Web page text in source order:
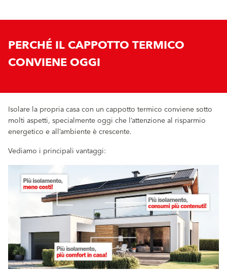
PERCHÉ IL CAPPOTTO TERMICO
CONVIENE OGGI
Isolare la propria casa con un cappotto termico conviene sotto
molti aspetti, specialmente oggi che l’attenzione al risparmio
energetico e all’ambiente è crescente.
Vediamo i principali vantaggi: